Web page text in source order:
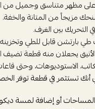
مظهر متناسق وجميل من
مزيجاً من المتانة والخفة.
التحريك بين الغرف.
بارتشن قابل للطي
يجعلان منه قطعة تضيف
الاستوديوهات، وحتى
أنك تستثمر في قطعة توفر
أو إضافة لمسة ديكورية